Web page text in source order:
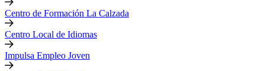
Centro de Formación La Calzada
Centro Local de Idiomas
Impulsa Empleo Joven